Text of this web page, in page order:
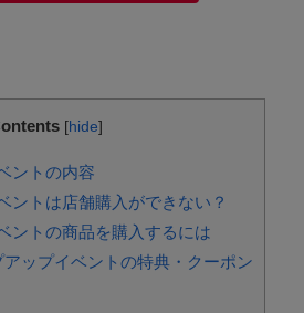
[hide]
ントの内容
ントは店舗購入ができない？
ントの商品を購入するには
ップイベントの特典・クーポン